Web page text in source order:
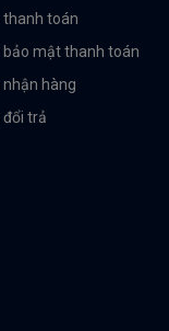
thanh toán
bảo mật thanh toán
hàng
đổi trả